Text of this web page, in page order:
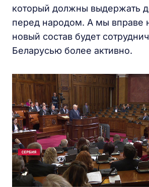
который должны выдержать
перед народом. А мы вправе
новый состав будет
Беларусью более активно.